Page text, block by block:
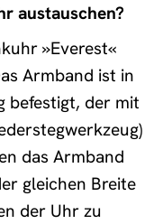
austauschen?
»Everest«
Armband ist in
befestigt, der mit
das Armband
gleichen Breite
der Uhr zu